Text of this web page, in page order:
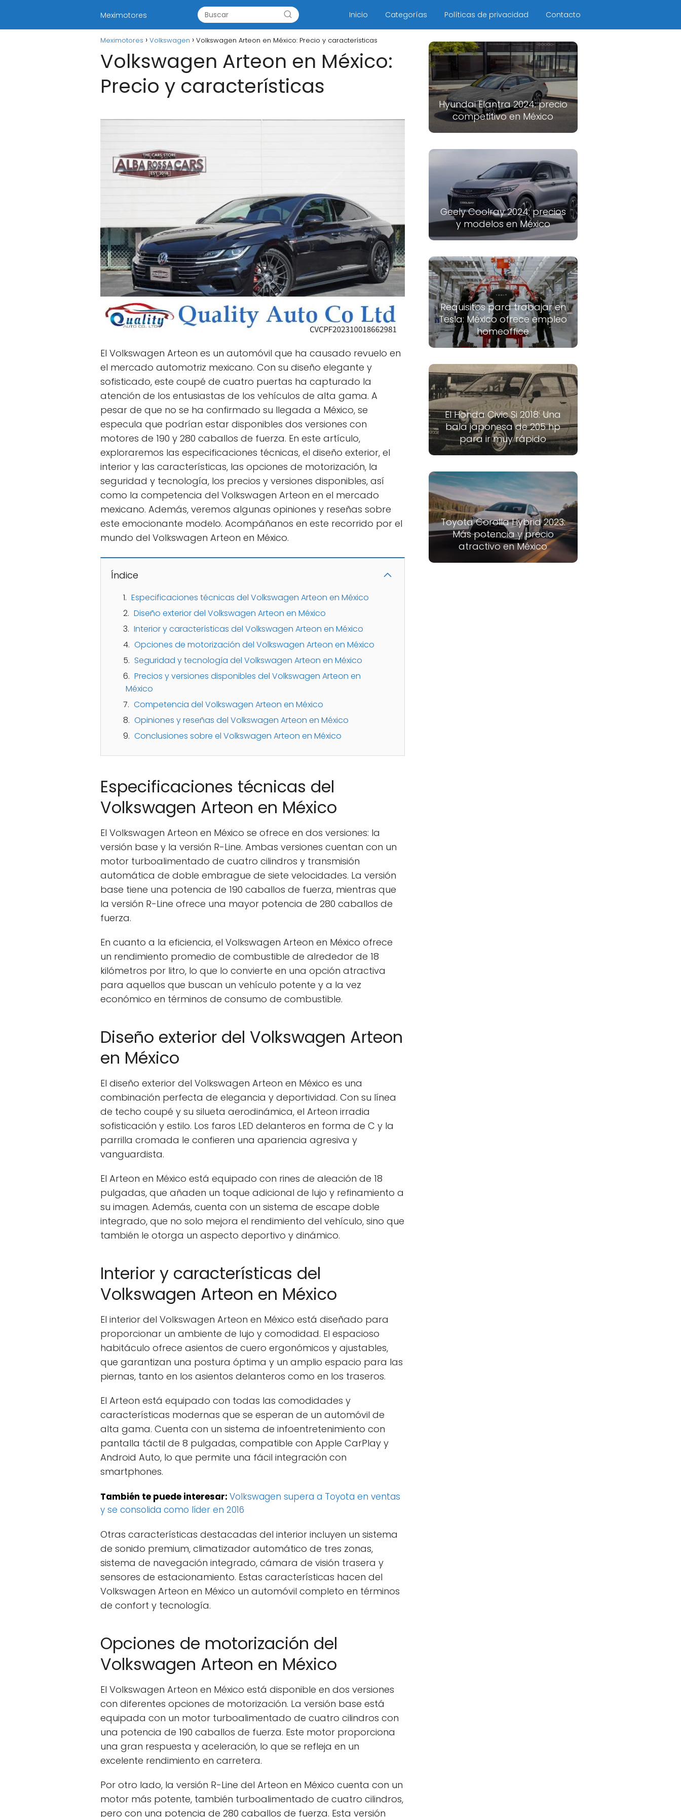
Meximotores Inicio Categorías Políticas de privacidad Contacto
Meximotores Volkswagen Volkswagen Arteon en México: Precio y características
Volkswagen Arteon en México:
Precio y características
El Volkswagen Arteon es un automóvil que ha causado revuelo en
el mercado automotriz mexicano. Con su diseño elegante y
sofisticado, este coupé de cuatro puertas ha capturado la
atención de los entusiastas de los vehículos de alta gama. A
pesar de que no se ha confirmado su llegada a México, se
especula que podrían estar disponibles dos versiones con
motores de 190 y 280 caballos de fuerza. En este artículo,
exploraremos las especificaciones técnicas, el diseño exterior, el
interior y las características, las opciones de motorización, la
seguridad y tecnología, los precios y versiones disponibles, así
como la competencia del Volkswagen Arteon en el mercado
mexicano. Además, veremos algunas opiniones y reseñas sobre
este emocionante modelo. Acompáñanos en este recorrido por el
mundo del Volkswagen Arteon en México.
Índice
Especificaciones técnicas del Volkswagen Arteon en México
Diseño exterior del Volkswagen Arteon en México
Interior y características del Volkswagen Arteon en México
Opciones de motorización del Volkswagen Arteon en México
Seguridad y tecnología del Volkswagen Arteon en México
Precios y versiones disponibles del Volkswagen Arteon en
México
Competencia del Volkswagen Arteon en México
Opiniones y reseñas del Volkswagen Arteon en México
Conclusiones sobre el Volkswagen Arteon en México
Especificaciones técnicas del
Volkswagen Arteon en México
El Volkswagen Arteon en México se ofrece en dos versiones: la
versión base y la versión R-Line. Ambas versiones cuentan con un
motor turboalimentado de cuatro cilindros y transmisión
automática de doble embrague de siete velocidades. La versión
base tiene una potencia de 190 caballos de fuerza, mientras que
la versión R-Line ofrece una mayor potencia de 280 caballos de
fuerza.
En cuanto a la eficiencia, el Volkswagen Arteon en México ofrece
un rendimiento promedio de combustible de alrededor de 18
kilómetros por litro, lo que lo convierte en una opción atractiva
para aquellos que buscan un vehículo potente y a la vez
económico en términos de consumo de combustible.
Diseño exterior del Volkswagen Arteon
en México
El diseño exterior del Volkswagen Arteon en México es una
combinación perfecta de elegancia y deportividad. Con su línea
de techo coupé y su silueta aerodinámica, el Arteon irradia
sofisticación y estilo. Los faros LED delanteros en forma de C y la
parrilla cromada le confieren una apariencia agresiva y
vanguardista.
El Arteon en México está equipado con rines de aleación de 18
pulgadas, que añaden un toque adicional de lujo y refinamiento a
su imagen. Además, cuenta con un sistema de escape doble
integrado, que no solo mejora el rendimiento del vehículo, sino que
también le otorga un aspecto deportivo y dinámico.
Interior y características del
Volkswagen Arteon en México
El interior del Volkswagen Arteon en México está diseñado para
proporcionar un ambiente de lujo y comodidad. El espacioso
habitáculo ofrece asientos de cuero ergonómicos y ajustables,
que garantizan una postura óptima y un amplio espacio para las
piernas, tanto en los asientos delanteros como en los traseros.
El Arteon está equipado con todas las comodidades y
características modernas que se esperan de un automóvil de
alta gama. Cuenta con un sistema de infoentretenimiento con
pantalla táctil de 8 pulgadas, compatible con Apple CarPlay y
Android Auto, lo que permite una fácil integración con
smartphones.
También te puede interesar: Volkswagen supera a Toyota en ventas
y se consolida como líder en 2016
Otras características destacadas del interior incluyen un sistema
de sonido premium, climatizador automático de tres zonas,
sistema de navegación integrado, cámara de visión trasera y
sensores de estacionamiento. Estas características hacen del
Volkswagen Arteon en México un automóvil completo en términos
de confort y tecnología.
Opciones de motorización del
Volkswagen Arteon en México
El Volkswagen Arteon en México está disponible en dos versiones
con diferentes opciones de motorización. La versión base está
equipada con un motor turboalimentado de cuatro cilindros con
una potencia de 190 caballos de fuerza. Este motor proporciona
una gran respuesta y aceleración, lo que se refleja en un
excelente rendimiento en carretera.
Por otro lado, la versión R-Line del Arteon en México cuenta con un
motor más potente, también turboalimentado de cuatro cilindros,
pero con una potencia de 280 caballos de fuerza. Esta versión
Hyundai Elantra 2024: precio
competitivo en México
Geely Coolray 2024: precios
y modelos en México
Requisitos para trabajar en
Tesla: México ofrece empleo
homeoffice
El Honda Civic Si 2018: Una
bala japonesa de 205 hp
para ir muy rápido
Toyota Corolla Hybrid 2023:
Más potencia y precio
atractivo en México